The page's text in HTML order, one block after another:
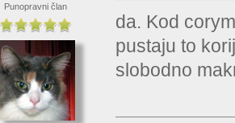
Punopravni član
da. Kod
pustaju to
slobodno